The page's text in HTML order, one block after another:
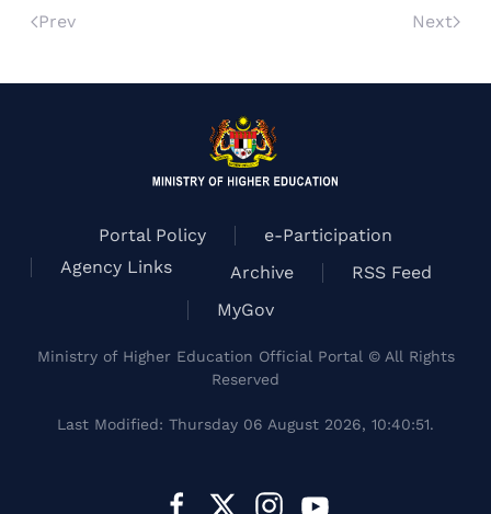
Prev Next
Portal Policy
e-Participation
Agency Links
Archive
RSS Feed
MyGov
Ministry of Higher Education Official Portal © All Rights
Reserved
Last Modified: Thursday 06 August 2026, 10:40:51.